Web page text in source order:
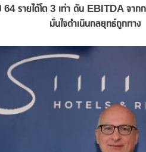
64รายได้โต3 เท่า ดัน EBITDA จากก
มั่นใจดำเนินกลยุทธ์ถูกทาง